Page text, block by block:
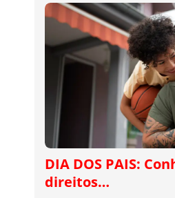
DIA DOS PAIS:
direitos…